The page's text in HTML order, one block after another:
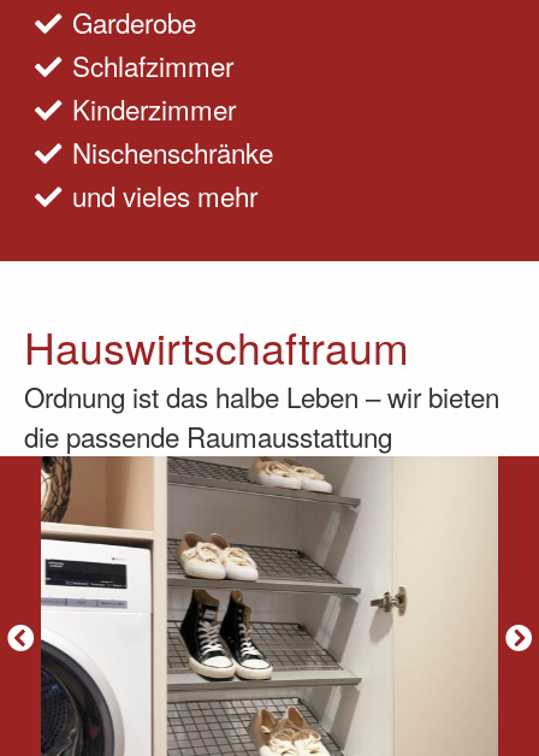
Garderobe
Schlafzimmer
Kinderzimmer
Nischenschränke
und vieles mehr
Hauswirtschaftraum
Ordnung ist das halbe Leben – wir bieten
die passende Raumausstattung